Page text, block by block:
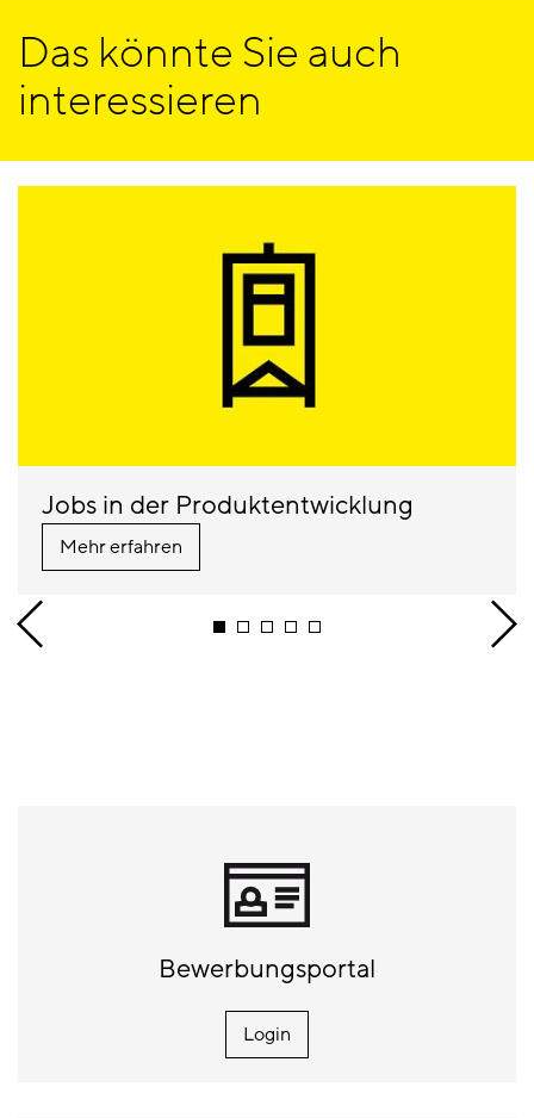
Das könnte Sie auch
interessieren
Jobs in der Produktentwicklung
Mehr erfahren
Bewerbungsportal
Login